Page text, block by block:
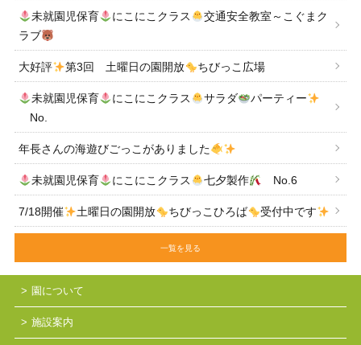
未就園児保育 にこにこクラス
交通安全教室～こぐまク
ラブ
大好評 第3回 土曜日の園開放 ちびっこ広場
未就園児保育 にこにこクラス サラダ
パーティー
No.
年長さんの海遊びごっこがありました
未就園児保育 にこにこクラス 七夕製作 No.6
7/18開催 土曜日の園開放 ちびっこひろば 受付中です
一覧を見る
園について
施設案内